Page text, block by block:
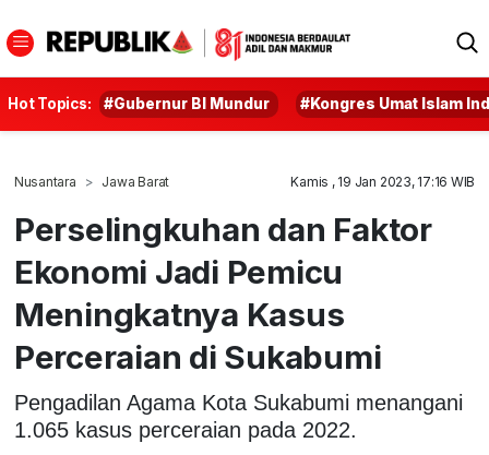
Hot Topics: #Gubernur BI Mundur #Kongres Umat Islam
Nusantara Jawa Barat Kamis , 19 Jan 2023, 17:16 WIB
Perselingkuhan dan Faktor
Ekonomi Jadi Pemicu
Meningkatnya Kasus
Perceraian di Sukabumi
Pengadilan Agama Kota Sukabumi menangani
1.065 kasus perceraian pada 2022.